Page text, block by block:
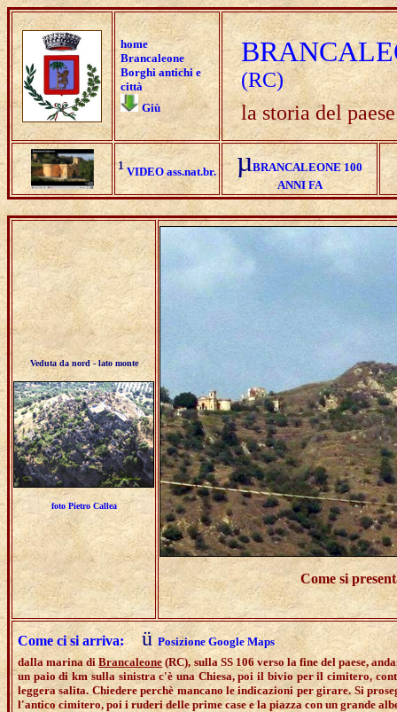
home
Brancaleone
Borghi antichi e
città
Giù
(RC)
la storia del
¹ VIDEO ass.nat.br. µBRANCALEONE 100
ANNI FA
Veduta da nord - lato monte
foto Pietro Callea
Come si
Come ci si arriva:ü Posizione Google Maps
dalla marina diBrancaleone(RC), sulla SS 106 verso la fine del paese,
un paio di km sulla sinistra c'è una Chiesa, poi il bivio per il cimitero,
leggera salita. Chiedere perchè mancano le indicazioni per girare. Si
l'antico cimitero, poi i ruderi delle prime case e la piazza con un grande